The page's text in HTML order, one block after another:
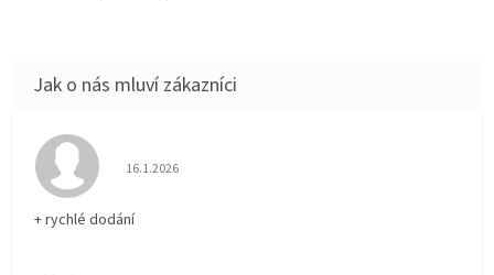
Hodnocení obchodu je 5 z 5 hvězdiček.
16.1.2026
+ rychlé dodání